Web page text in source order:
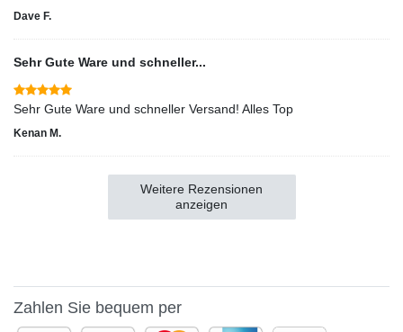
Dave F.
Sehr Gute Ware und schneller...
Sehr Gute Ware und schneller Versand! Alles Top
Kenan M.
Weitere Rezensionen
anzeigen
Zahlen Sie bequem per